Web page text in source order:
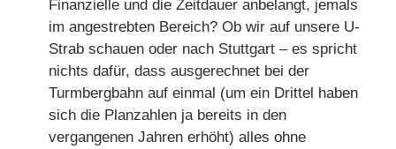
Finanzielle und die Zeitdauer anbelangt, jemals
im angestrebten Bereich? Ob wir auf unsere U-
Strab schauen oder nach Stuttgart – es spricht
nichts dafür, dass ausgerechnet bei der
Turmbergbahn auf einmal (um ein Drittel haben
sich die Planzahlen ja bereits in den
vergangenen Jahren erhöht) alles ohne